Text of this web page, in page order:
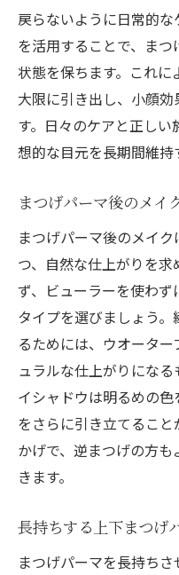
戻らないように日常的
を活用することで、ま
状態を保ちます。これ
大限に引き出し、小顔
す。日々のケアと正し
想的な目元を長期間維持
まつげパーマ後のメイ
まつげパーマ後のメイ
つ、自然な仕上がりを
ず、ビューラーを使わ
タイプを選びましょう
るためには、ウオータ
ュラルな仕上がりにな
イシャドウは明るめの
をさらに引き立てるこ
かげで、逆まつげの方
きます。
長持ちする上下まつげ
まつげパーマを長持ち